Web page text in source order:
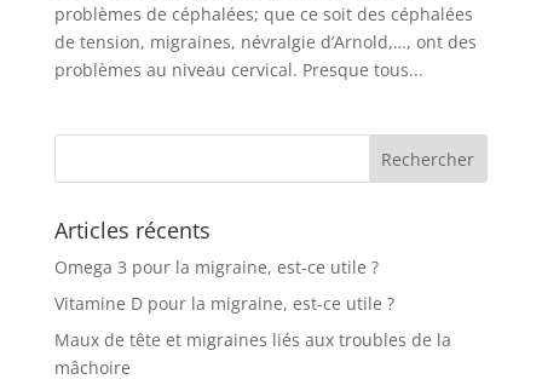
problèmes de céphalées; que ce soit des céphalées
de tension, migraines, névralgie d’Arnold,…, ont des
problèmes au niveau cervical. Presque tous...
Articles récents
Omega 3 pour la migraine, est-ce utile ?
Vitamine D pour la migraine, est-ce utile ?
Maux de tête et migraines liés aux troubles de la
mâchoire